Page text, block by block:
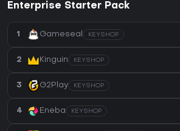
Enterprise Starter Pack
1 Gameseal KEYSHOP
2 Kinguin KEYSHOP
3 G2Play KEYSHOP
4 Eneba KEYSHOP